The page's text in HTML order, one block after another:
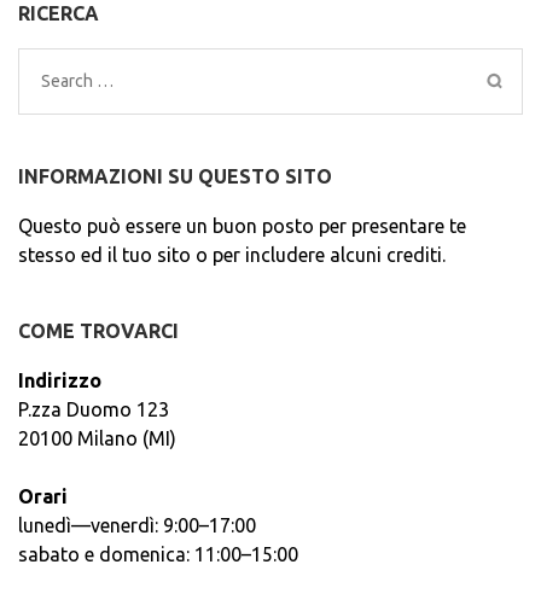
RICERCA
Search
for:
INFORMAZIONI SU QUESTO SITO
Questo può essere un buon posto per presentare te
stesso ed il tuo sito o per includere alcuni crediti.
COME TROVARCI
Indirizzo
P.zza Duomo 123
20100 Milano (MI)
Orari
lunedì—venerdì: 9:00–17:00
sabato e domenica: 11:00–15:00